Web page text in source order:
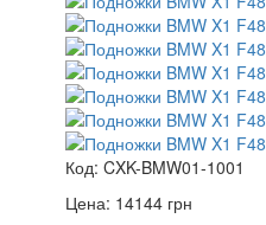
Код: CXK-BMW01-1001
Цена: 14144 грн